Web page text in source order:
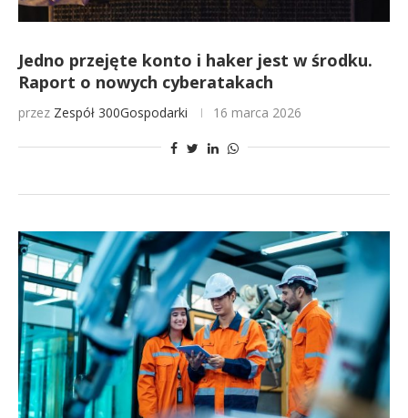
Jedno przejęte konto i haker jest w środku.
Raport o nowych cyberatakach
przez Zespół 300Gospodarki 16 marca 2026